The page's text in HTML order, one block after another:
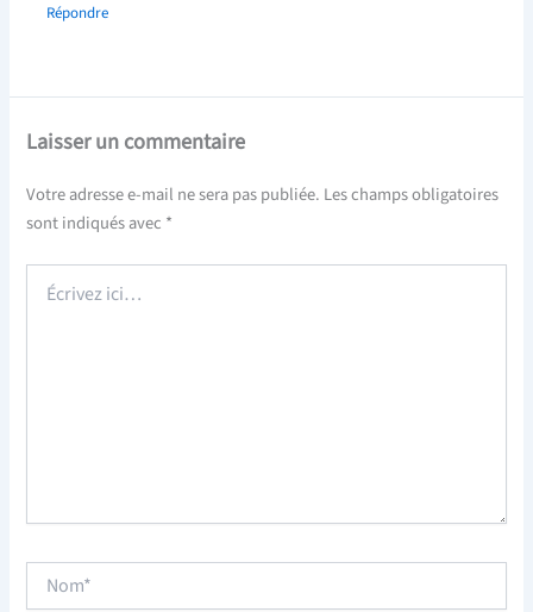
Répondre
Laisser un commentaire
Votre adresse e-mail ne sera pas publiée. Les champs obligatoires
sont indiqués avec *
ici…
Nom*